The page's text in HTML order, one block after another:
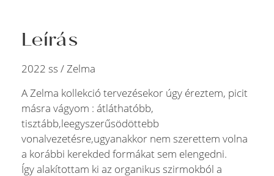
Leírás
2022 ss / Zelma
A Zelma kollekció tervezésekor úgy éreztem, picit
másra vágyom : átláthatóbb,
tisztább,leegyszerűsödöttebb
vonalvezetésre,ugyanakkor nem szerettem volna
a korábbi kerekded formákat sem elengedni.
Így alakítottam ki az organikus szirmokból a